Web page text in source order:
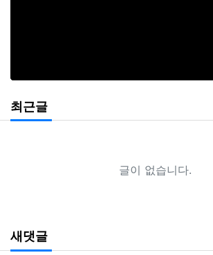
최근글
글이 없습니다.
새댓글